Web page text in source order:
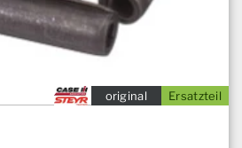
Ersatzteil
original